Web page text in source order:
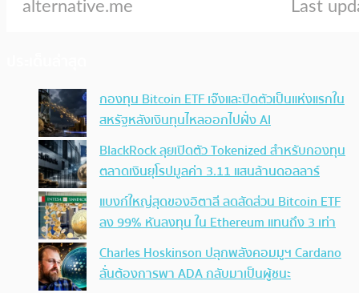
กองทุน Bitcoin ETF เจ๊งและปิดตัวเป็นแห่งแรกใน
สหรัฐหลังเงินทุนไหลออกไปฝั่ง AI
BlackRock ลุยเปิดตัว Tokenized สำหรับกองทุน
ตลาดเงินยุโรปมูลค่า 3.11 แสนล้านดอลลาร์
แบงก์ใหญ่สุดของอิตาลี ลดสัดส่วน Bitcoin ETF
ลง 99% หันลงทุน ใน Ethereum แทนถึง 3 เท่า
Charles Hoskinson ปลุกพลังคอมมูฯ Cardano
ลั่นต้องการพา ADA กลับมาเป็นผู้ชนะ